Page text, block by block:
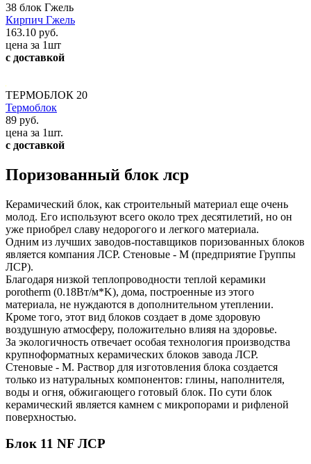
38 блок Гжель
Кирпич Гжель
163.10 руб.
цена за 1шт
с доставкой
ТЕРМОБЛОК 20
Термоблок
89 руб.
цена за 1шт.
с доставкой
Поризованный блок лср
Керамический блок, как строительный материал еще очень
молод. Его используют всего около трех десятилетий, но он
уже приобрел славу недорогого и легкого материала.
Одним из лучших заводов-поставщиков поризованных блоков
является компания ЛСР. Стеновые - М (предприятие Группы
ЛСР).
Благодаря низкой теплопроводности теплой керамики
porotherm (0.18Вт/м*K), дома, построенные из этого
материала, не нуждаются в дополнительном утеплении.
Кроме того, этот вид блоков создает в доме здоровую
воздушную атмосферу, положительно влияя на здоровье.
За экологичность отвечает особая технология производства
крупноформатных керамических блоков завода ЛСР.
Стеновые - М. Раствор для изготовления блока создается
только из натуральных компонентов: глины, наполнителя,
воды и огня, обжигающего готовый блок. По сути блок
керамический является камнем с микропорами и рифленой
поверхностью.
Блок 11 NF ЛСР